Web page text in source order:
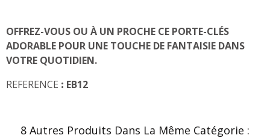
OFFREZ-VOUS OU À UN PROCHE CE PORTE-CLÉS
ADORABLE POUR UNE TOUCHE DE FANTAISIE DANS
VOTRE QUOTIDIEN.
REFERENCE : EB12
8 Autres Produits Dans La Même Catégorie :